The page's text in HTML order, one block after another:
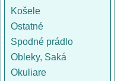
Košele
Ostatné
Spodné prádlo
Obleky, Saká
Okuliare